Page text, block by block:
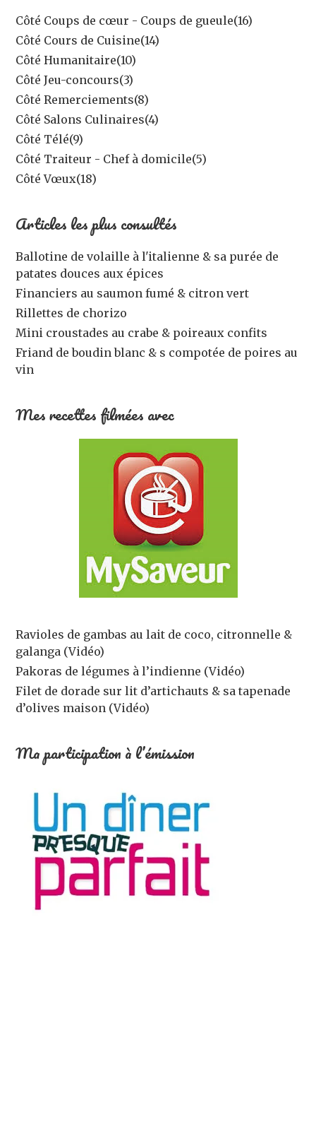
Côté Coups de cœur - Coups de gueule(16)
Côté Cours de Cuisine(14)
Côté Humanitaire(10)
Côté Jeu-concours(3)
Côté Remerciements(8)
Côté Salons Culinaires(4)
Côté Télé(9)
Côté Traiteur - Chef à domicile(5)
Côté Vœux(18)
Articles les plus consultés
Ballotine de volaille à l'italienne & sa purée de
patates douces aux épices
Financiers au saumon fumé & citron vert
Rillettes de chorizo
Mini croustades au crabe & poireaux confits
Friand de boudin blanc & s compotée de poires au
vin
Mes recettes filmées avec
Ravioles de gambas au lait de coco, citronnelle &
galanga (Vidéo)
Pakoras de légumes à l’indienne (Vidéo)
Filet de dorade sur lit d’artichauts & sa tapenade
d’olives maison (Vidéo)
Ma participation à l’émission